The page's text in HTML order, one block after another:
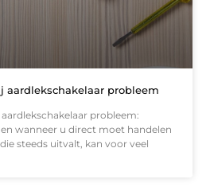
aardlekschakelaar probleem
probleem:
wanneer u direct moet handelen
steeds uitvalt, kan voor veel